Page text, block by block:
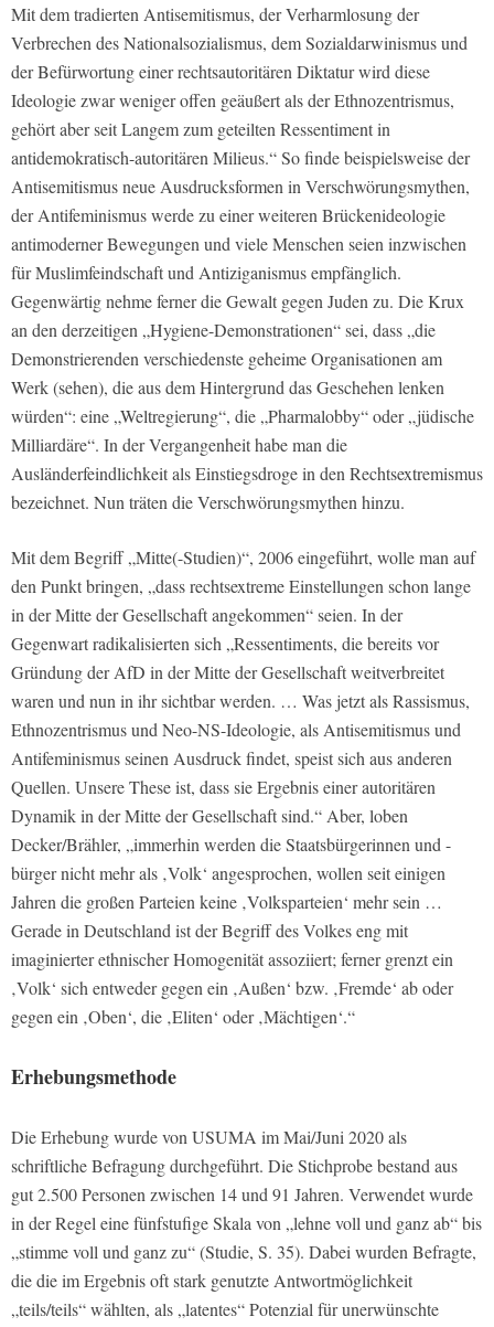
Mit dem tradierten Antisemitismus, der Verharmlosung der
Verbrechen des Nationalsozialismus, dem Sozialdarwinismus und
der Befürwortung einer rechtsautoritären Diktatur wird diese
Ideologie zwar weniger offen geäußert als der Ethnozentrismus,
gehört aber seit Langem zum geteilten Ressentiment in
antidemokratisch-autoritären Milieus.“ So finde beispielsweise der
Antisemitismus neue Ausdrucksformen in Verschwörungsmythen,
der Antifeminismus werde zu einer weiteren Brückenideologie
antimoderner Bewegungen und viele Menschen seien inzwischen
für Muslimfeindschaft und Antiziganismus empfänglich.
Gegenwärtig nehme ferner die Gewalt gegen Juden zu. Die Krux
an den derzeitigen „Hygiene-Demonstrationen“ sei, dass „die
Demonstrierenden verschiedenste geheime Organisationen am
Werk (sehen), die aus dem Hintergrund das Geschehen lenken
würden“: eine „Weltregierung“, die „Pharmalobby“ oder „jüdische
Milliardäre“. In der Vergangenheit habe man die
Ausländerfeindlichkeit als Einstiegsdroge in den Rechtsextremismus
bezeichnet. Nun träten die Verschwörungsmythen hinzu.
Mit dem Begriff „Mitte(-Studien)“, 2006 eingeführt, wolle man auf
den Punkt bringen, „dass rechtsextreme Einstellungen schon lange
in der Mitte der Gesellschaft angekommen“ seien. In der
Gegenwart radikalisierten sich „Ressentiments, die bereits vor
Gründung der AfD in der Mitte der Gesellschaft weitverbreitet
waren und nun in ihr sichtbar werden. … Was jetzt als Rassismus,
Ethnozentrismus und Neo-NS-Ideologie, als Antisemitismus und
Antifeminismus seinen Ausdruck findet, speist sich aus anderen
Quellen. Unsere These ist, dass sie Ergebnis einer autoritären
Dynamik in der Mitte der Gesellschaft sind.“ Aber, loben
Decker/Brähler, „immerhin werden die Staatsbürgerinnen und -
bürger nicht mehr als ‚Volk‘ angesprochen, wollen seit einigen
Jahren die großen Parteien keine ‚Volksparteien‘ mehr sein …
Gerade in Deutschland ist der Begriff des Volkes eng mit
imaginierter ethnischer Homogenität assoziiert; ferner grenzt ein
‚Volk‘ sich entweder gegen ein ‚Außen‘ bzw. ‚Fremde‘ ab oder
gegen ein ‚Oben‘, die ‚Eliten‘ oder ‚Mächtigen‘.“
Erhebungsmethode
Die Erhebung wurde von USUMA im Mai/Juni 2020 als
schriftliche Befragung durchgeführt. Die Stichprobe bestand aus
gut 2.500 Personen zwischen 14 und 91 Jahren. Verwendet wurde
in der Regel eine fünfstufige Skala von „lehne voll und ganz ab“ bis
„stimme voll und ganz zu“ (Studie, S. 35). Dabei wurden Befragte,
die die im Ergebnis oft stark genutzte Antwortmöglichkeit
„teils/teils“ wählten, als „latentes“ Potenzial für unerwünschte